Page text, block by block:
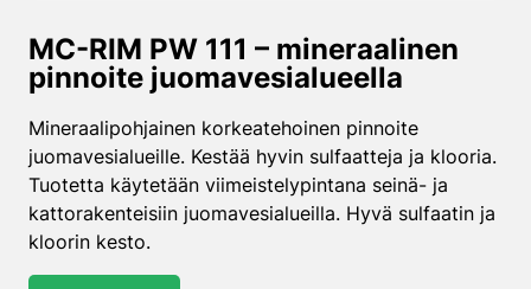
MC-RIM PW 111 – mineraalinen
pinnoite juomavesi­alueella
Mineraalipohjainen korkeatehoinen pinnoite
juomavesialueille. Kestää hyvin sulfaatteja ja klooria.
Tuotetta käytetään viimeistelypintana seinä- ja
kattorakenteisiin juomavesialueilla. Hyvä sulfaatin ja
kloorin kesto.